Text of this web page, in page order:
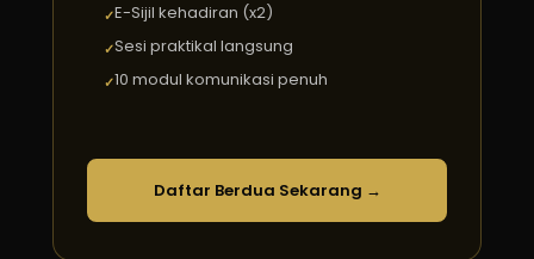
E-Sijil kehadiran (x2)
Sesi praktikal langsung
10 modul komunikasi penuh
Daftar Berdua Sekarang →